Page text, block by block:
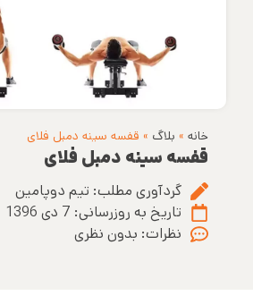
خانه » بلاگ » قفسه سینه دمبل فلای
قفسه سینه دمبل فلای
گردآوری مطلب: تیم دوپامین
تاریخ به روزرسانی: 7 دی 1396
نظرات: بدون نظری